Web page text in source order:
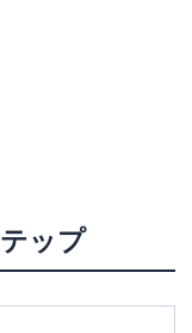
ップ